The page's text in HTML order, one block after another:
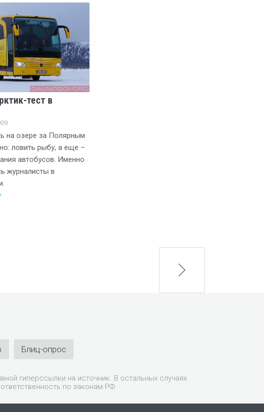
тест в
на озере за Полярным
ловить рыбу, а еще –
автобусов. Именно
журналисты в
next
Блиц-опрос
гиперссылки на источник. В остальных случаях
по законам РФ.